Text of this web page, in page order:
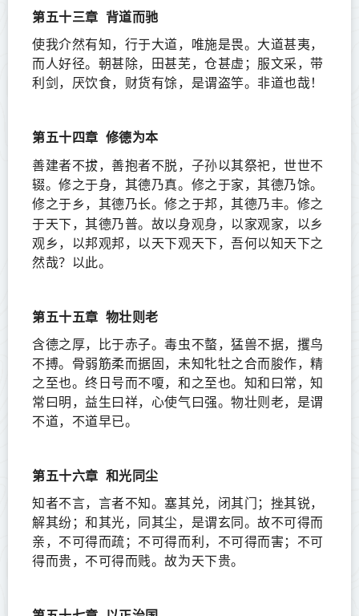
第五十三章 背道而驰
使我介然有知，行于大道，唯施是畏。大道甚夷，
而人好径。朝甚除，田甚芜，仓甚虚；服文采，带
利剑，厌饮食，财货有馀，是谓盗竽。非道也哉！
第五十四章 修德为本
善建者不拔，善抱者不脱， 子孙以其祭祀，世世不
辍。修之于身，其德乃真。修之于家，其德乃馀。
修之于乡，其德乃长。修之于邦，其德乃丰。修之
于天下，其德乃普。故以身观身 ，以家观家，以乡
观乡，以邦观邦，以天下观天下，吾何以知天下之
然哉？以此。
第五十五章 物壮则老
含德之厚，比于赤子。毒虫不螫，猛兽不据，攫鸟
不搏。骨弱筋柔而据固，未知牝牡之合而脧作，精
之至也。终日号而不嗄，和之至也。知和曰常，知
常曰明，益生曰祥，心使气曰强。物壮则老，是谓
不道，不道早已。
第五十六章 和光同尘
知者不言，言者不知。塞其兑，闭其门；挫其锐，
解其纷；和其光，同其尘，是谓玄同。故不可得而
亲，不可得而疏；不可得而利，不可得而害；不可
得而贵，不可得而贱。故为天下贵。